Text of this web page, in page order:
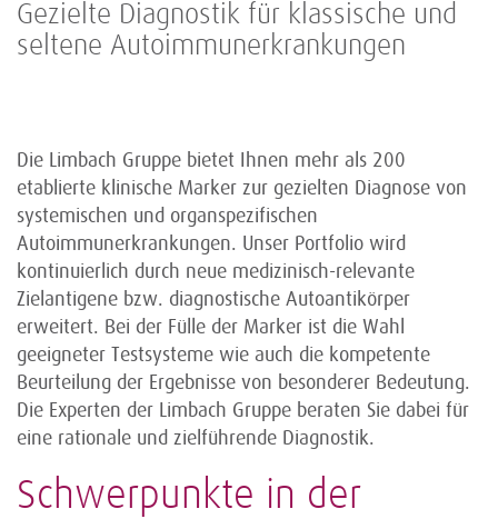
Gezielte Diagnostik für klassische und
seltene Autoimmunerkrankungen
Die Limbach Gruppe bietet Ihnen mehr als 200
etablierte klinische Marker zur gezielten Diagnose von
systemischen und organspezifischen
Autoimmunerkrankungen. Unser Portfolio wird
kontinuierlich durch neue medizinisch-relevante
Zielantigene bzw. diagnostische Autoantikörper
erweitert. Bei der Fülle der Marker ist die Wahl
geeigneter Testsysteme wie auch die kompetente
Beurteilung der Ergebnisse von besonderer Bedeutung.
Die Experten der Limbach Gruppe beraten Sie dabei für
eine rationale und zielführende Diagnostik.
Schwerpunkte in der